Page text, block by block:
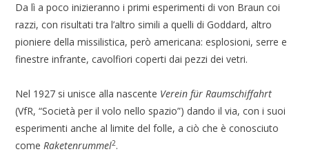
Da lì a poco inizieranno i primi esperimenti di von Braun coi
razzi, con risultati tra l’altro simili a quelli di Goddard, altro
pioniere della missilistica, però americana: esplosioni, serre e
finestre infrante, cavolfiori coperti dai pezzi dei vetri.
Nel 1927 si unisce alla nascente Verein für Raumschiffahrt
(VfR, “Società per il volo nello spazio”) dando il via, con i suoi
esperimenti anche al limite del folle, a ciò che è conosciuto
comeRaketenrummel2.